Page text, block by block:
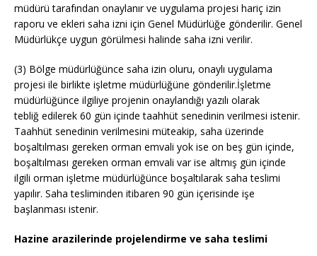
müdürü tarafından onaylanır ve uygulama projesi hariç izin
raporu ve ekleri saha izni için Genel Müdürlüğe gönderilir. Genel
Müdürlükçe uygun görülmesi halinde saha izni verilir.
(3) Bölge müdürlüğünce saha izin oluru, onaylı uygulama
projesi ile birlikte işletme müdürlüğüne gönderilir.İşletme
müdürlüğünce ilgiliye projenin onaylandığı yazılı olarak
tebliğ edilerek 60 gün içinde taahhüt senedinin verilmesi istenir.
Taahhüt senedinin verilmesini müteakip, saha üzerinde
boşaltılması gereken orman emvali yok ise on beş gün içinde,
boşaltılması gereken orman emvali var ise altmış gün içinde
ilgili orman işletme müdürlüğünce boşaltılarak saha teslimi
yapılır. Saha tesliminden itibaren 90 gün içerisinde işe
başlanması istenir.
Hazine arazilerinde projelendirme ve saha teslimi